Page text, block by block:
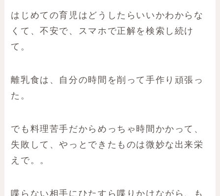
はじめての育児はどうしたらいいかわからな
くて、不安で、スマホで正解を検索し続け
て。
離乳食は、自分の時間を削って手作り頑張っ
た。
でも料理苦手だからめっちゃ時間かかって、
失敗して、やっとできたものは微妙な出来栄
えで。。
喋らない相手にひたすら喋りかけながら、も